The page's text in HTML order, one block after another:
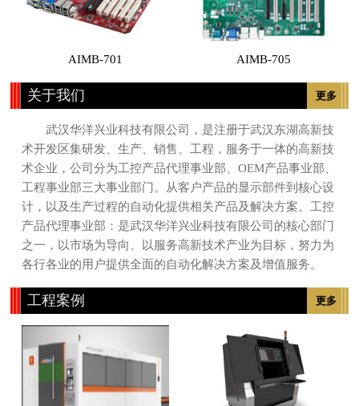
AIMB-701 AIMB-705
更多
关于我们
武汉华洋兴业科技有限公司，是注册于武汉东湖高新技
术开发区集研发、生产、销售、工程，服务于一体的高新技
术企业，公司分为工控产品代理事业部、OEM产品事业部、
工程事业部三大事业部门。从客户产品的显示部件到核心设
计，以及生产过程的自动化提供相关产品及解决方案。工控
产品代理事业部：是武汉华洋兴业科技有限公司的核心部门
之一，以市场为导向、以服务高新技术产业为目标，努力为
各行各业的用户提供全面的自动化解决方案及增值服务。
更多
工程案例